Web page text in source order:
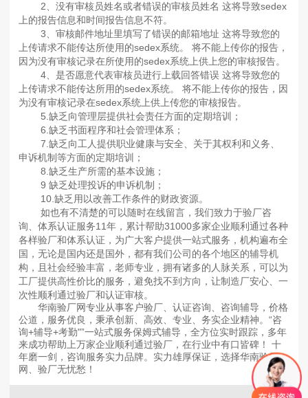
2、没有审核员姓名或者错误的审核员姓名 这将导致sedex
上的报告信息和时间报告信息不符。
3、审核邮件地址里填写了错误的邮箱地址 这将导致您的
上传请求不能传达所使用的sedex系统。 将不能上传你的报告，
因为没有审核记录在所使用的sedex系统上供上您的审核报告。
4、是否愿意代表审核员进行上载回答错误 这将导致您的
上传请求不能传达所用的sedex系统。 将不能上传你的报告，因
为没有审核记录在sedex系统上供上传您的审核报告。
5.缺乏向管理层提供社会责任方面的定期培训；
6.缺乏书面程序和社会管理体系；
7.缺乏向工人提供职业健康与安全、关于其权利和义务、
申诉机制等方面的定期培训；
8.缺乏生产所需的基本设施；
9 缺乏处理投诉的申诉机制；
10.缺乏用以改善工作条件的财政资源。
如也有不清楚的可以随时在线留言，我们致力于验厂咨
询、体系认证服务11年，累计帮助31000多家企业顺利通过各种
各样验厂和体系认证，为广大客户提供一站式服务，机构遍布全
国，无论是国内还是国外，都有我们公司的各个地区的辅导机
构，且社会经验丰富，老师专业，拥有诸多的人脉关系，可以为
工厂提供高性价比的服务，避免找不到方向，让制造厂安心、一
次性顺利通过验厂和认证审核。
华南验厂网专业从事客户验厂、认证咨询、咨询辅导，价格
公道，服务优良，秉承创新、高效、专业、务实企业精神。“咨
询+辅导+考勤"”一站式服务保姆式辅导，全方位实时跟踪，多年
来成功帮助上万家企业顺利通过验厂，在行业中有口皆碑！ 十
年磨一剑，咨询服务实力品牌。实力雄厚保证，选择华南验厂
网、验厂无忧愁！